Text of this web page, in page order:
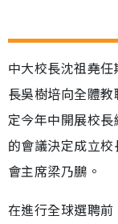
中大校長沈祖堯
長吳樹培向全體
定今年中開展校
的會議決定成立
會主席梁乃鵬。
在進行全球選聘前